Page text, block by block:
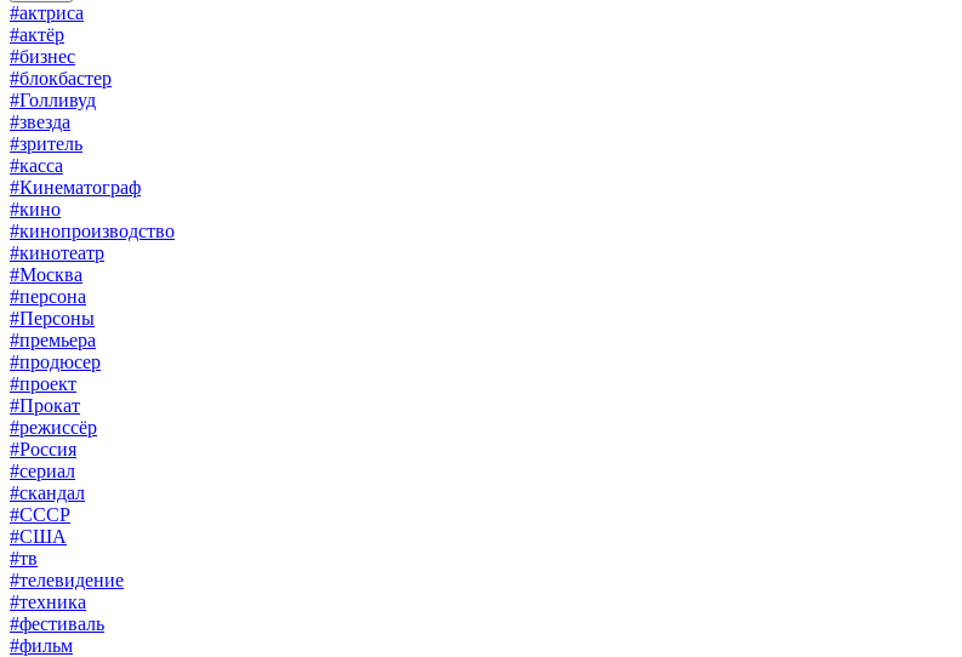
#актриса
#актёр
#бизнес
#блокбастер
#Голливуд
#звезда
#зритель
#касса
#Кинематограф
#кино
#кинопроизводство
#кинотеатр
#Москва
#персона
#Персоны
#премьера
#продюсер
#проект
#Прокат
#режиссёр
#Россия
#сериал
#скандал
#СССР
#США
#тв
#телевидение
#техника
#фестиваль
#фильм